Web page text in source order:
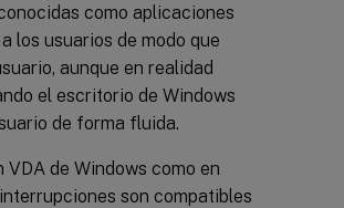
como aplicaciones
los usuarios de modo que
aunque en realidad
el escritorio de Windows
de forma fluida.
de Windows como en
son compatibles